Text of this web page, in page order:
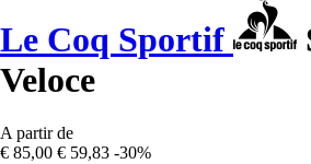
Le Coq Sportif
Veloce
A partir de
€ 85,00 € 59,83 -30%